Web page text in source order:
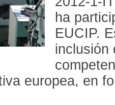
ha
EUCIP.
inclusión
europea, en